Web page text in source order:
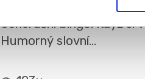
Generační bingo: Když si
Humorný slovní...